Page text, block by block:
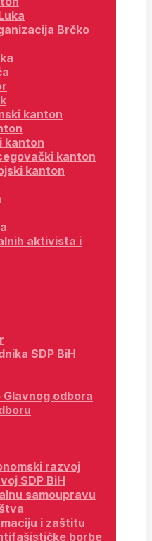
Brčko
kanton
kanton
kanton
kanton
aktivista i
SDP BiH
odbora
razvoj
SDP BiH
samoupravu
i zaštitu
borbe